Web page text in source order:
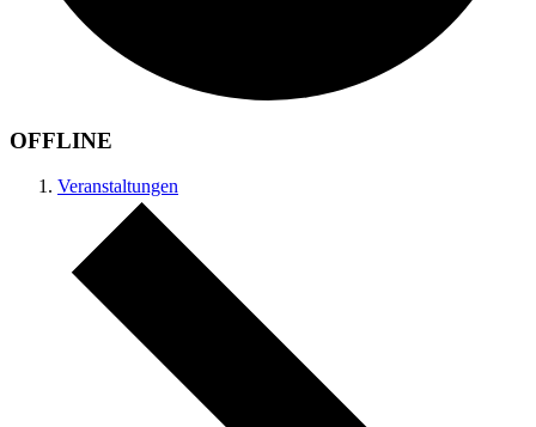
OFFLINE
Veranstaltungen